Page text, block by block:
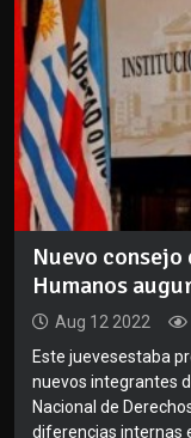
Nuevo
Humanos
Aug 12 2022
Este juevesestaba
nuevos integrantes
Nacional de
diferencias internas